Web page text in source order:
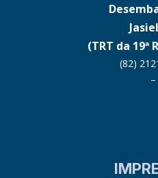
(TRT da 19ª
(82)
–